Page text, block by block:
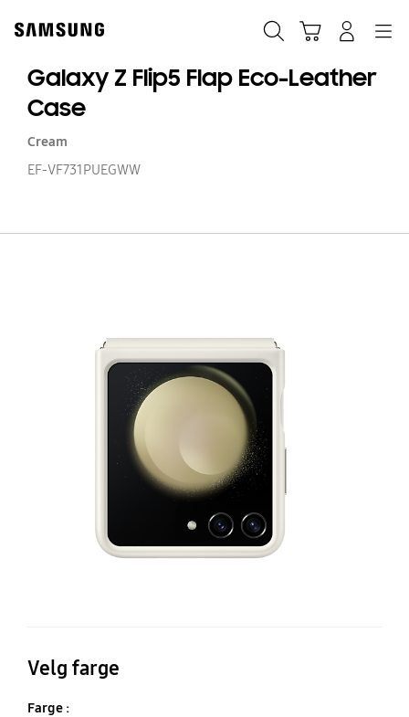
content
Galaxy Z Flip5 Flap Eco-Leather
Case
Cream
EF-VF731PUEGWW
Velg farge
Farge :